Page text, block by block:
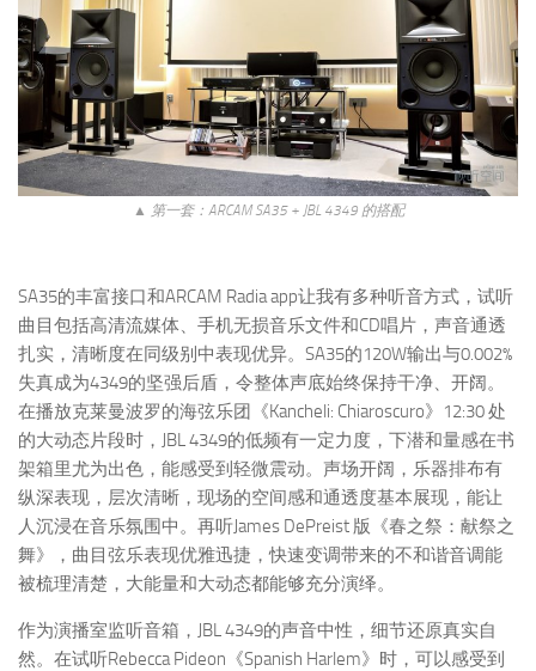
▲ 第一套：ARCAM SA35 + JBL 4349 的搭配
SA35的丰富接口和ARCAM Radia app让我有多种听音方式，试听
曲目包括高清流媒体、手机无损音乐文件和CD唱片，声音通透
扎实，清晰度在同级别中表现优异。SA35的120W输出与0.002%
失真成为4349的坚强后盾，令整体声底始终保持干净、开阔。
在播放克莱曼波罗的海弦乐团《Kancheli: Chiaroscuro》12:30 处
的大动态片段时，JBL 4349的低频有一定力度，下潜和量感在书
架箱里尤为出色，能感受到轻微震动。声场开阔，乐器排布有
纵深表现，层次清晰，现场的空间感和通透度基本展现，能让
人沉浸在音乐氛围中。再听James DePreist 版《春之祭：献祭之
舞》，曲目弦乐表现优雅迅捷，快速变调带来的不和谐音调能
被梳理清楚，大能量和大动态都能够充分演绎。
作为演播室监听音箱，JBL 4349的声音中性，细节还原真实自
然。在试听Rebecca Pideon《Spanish Harlem》时，可以感受到